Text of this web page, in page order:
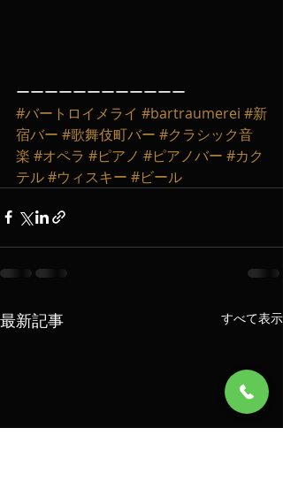
ーーーーーーーーーーーー
#バートロイメライ #bartraumerei #新
宿バー #歌舞伎町バー #クラシック音
楽 #オペラ #ピアノ #ピアノバー #カク
テル#ウィスキー #ビール
最新記事 すべて表示